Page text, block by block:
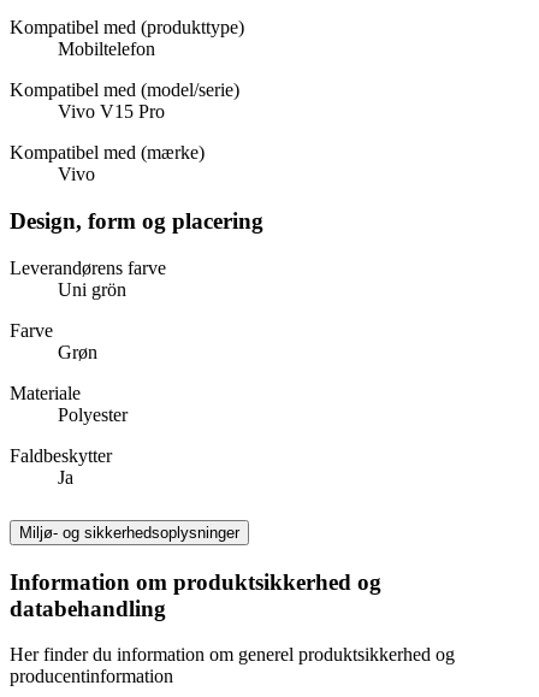
Kompatibel med (produkttype)
Mobiltelefon
Kompatibel med (model/serie)
Vivo V15 Pro
Kompatibel med (mærke)
Vivo
Design, form og placering
Leverandørens farve
Uni grön
Farve
Grøn
Materiale
Polyester
Faldbeskytter
Ja
Miljø- og sikkerhedsoplysninger
Information om produktsikkerhed og
databehandling
Her finder du information om generel produktsikkerhed og
producentinformation